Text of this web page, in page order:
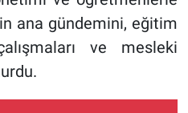
ana gündemini, eğitim
ve mesleki